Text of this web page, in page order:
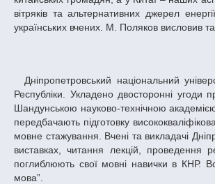
вітряків та альтернативних джерел
українських вчених. М. Поляков висловив
Дніпропетровський національний університет пов’язує давня й плідна співпраця з вищими навчальними закладами Китайської Народної
Республіки. Укладено двосторонні угоди
Шандунською науково-технічною
передбачають підготовку
мовне стажування. Вчені та викладачі
виставках, читання лекцій, проведення
поглиблюють свої мовні навички в КНР.
мова”.